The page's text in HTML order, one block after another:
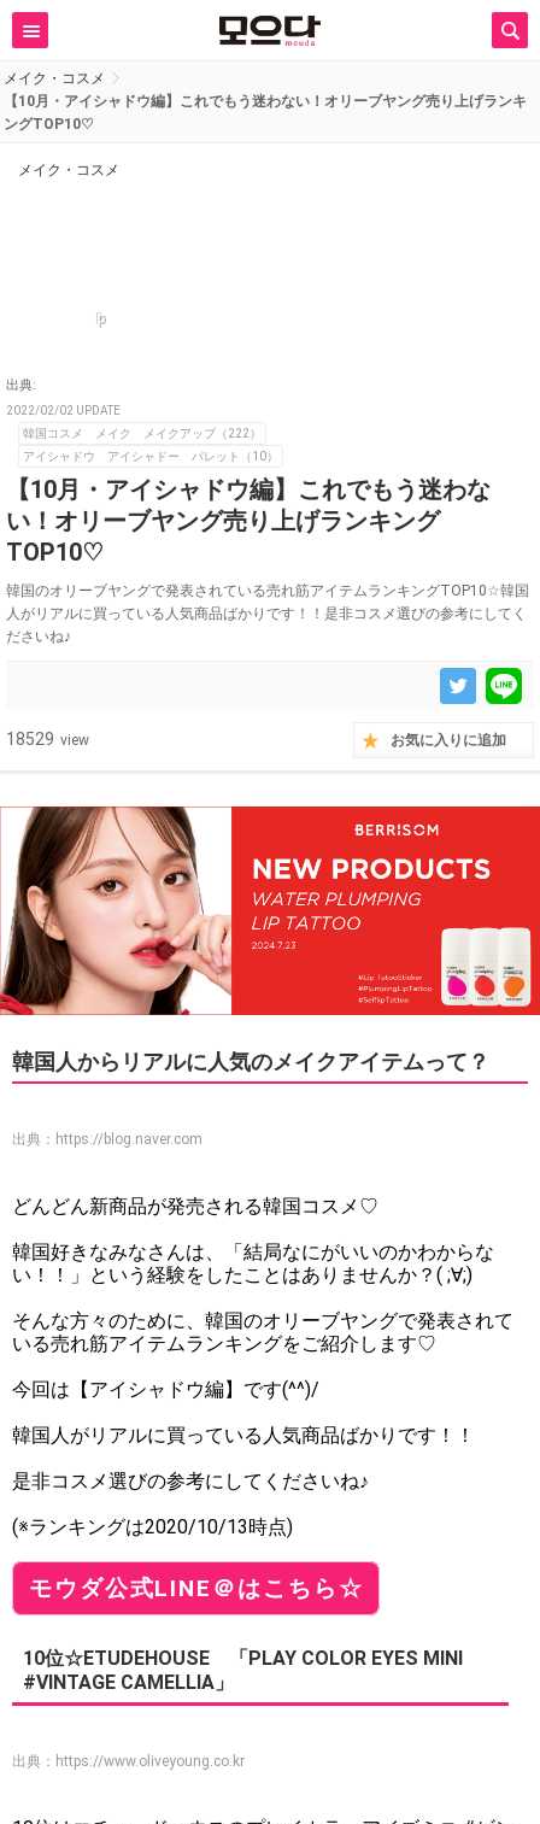
メイク・コスメ
【10月・アイシャドウ編】これでもう迷わない！オリーブヤング売り上げランキ
ングTOP10♡
メイク・コスメ
p
出典:
2022/02/02 UPDATE
韓国コスメ メイク メイクアップ（222）
アイシャドウ アイシャドー パレット（10）
【10月・アイシャドウ編】これでもう迷わな
い！オリーブヤング売り上げランキング
TOP10♡
韓国のオリーブヤングで発表されている売れ筋アイテムランキングTOP10☆韓国
人がリアルに買っている人気商品ばかりです！！是非コスメ選びの参考にしてく
ださいね♪
18529 view お気に入りに追加
韓国人からリアルに人気のメイクアイテムって？
出典： https://blog.naver.com
どんどん新商品が発売される韓国コスメ♡
韓国好きなみなさんは、「結局なにがいいのかわからな
い！！」という経験をしたことはありませんか？( ;∀;)
そんな方々のために、韓国のオリーブヤングで発表されて
いる売れ筋アイテムランキングをご紹介します♡
今回は【アイシャドウ編】です(^^)/
韓国人がリアルに買っている人気商品ばかりです！！
是非コスメ選びの参考にしてくださいね♪
(※ランキングは2020/10/13時点)
モウダ公式LINE＠はこちら☆
10位☆ETUDEHOUSE 「PLAY COLOR EYES MINI
#VINTAGE CAMELLIA」
出典： https://www.oliveyoung.co.kr